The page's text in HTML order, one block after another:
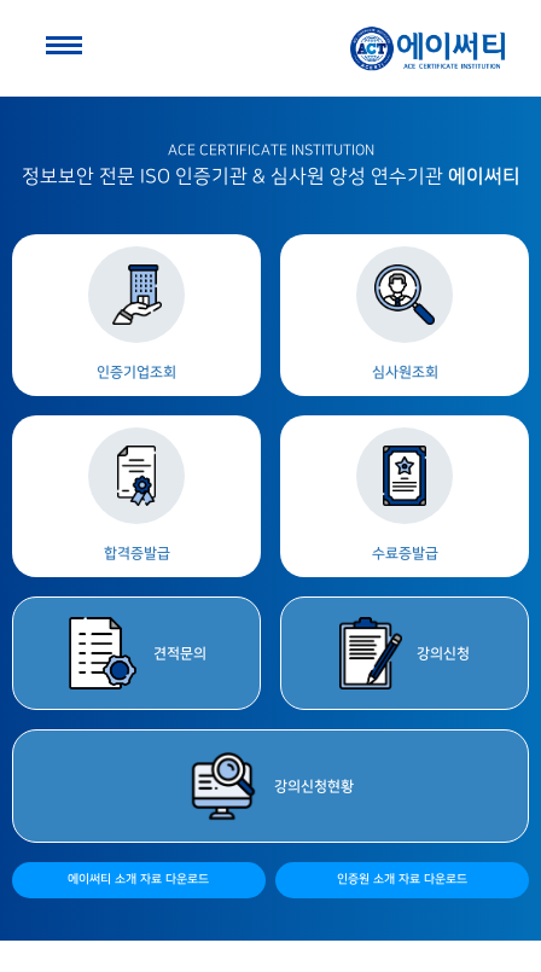
ACE CERTIFICATE INSTITUTION
정보보안 전문 ISO 인증기관 & 심사원 양성 연수기관 에이써티
인증기업조회 심사원조회
합격증발급 수료증발급
견적문의 강의 신청
강의 신청현황
에이써티 소개 자료 다운로드 인증원 소개 자료 다운로드